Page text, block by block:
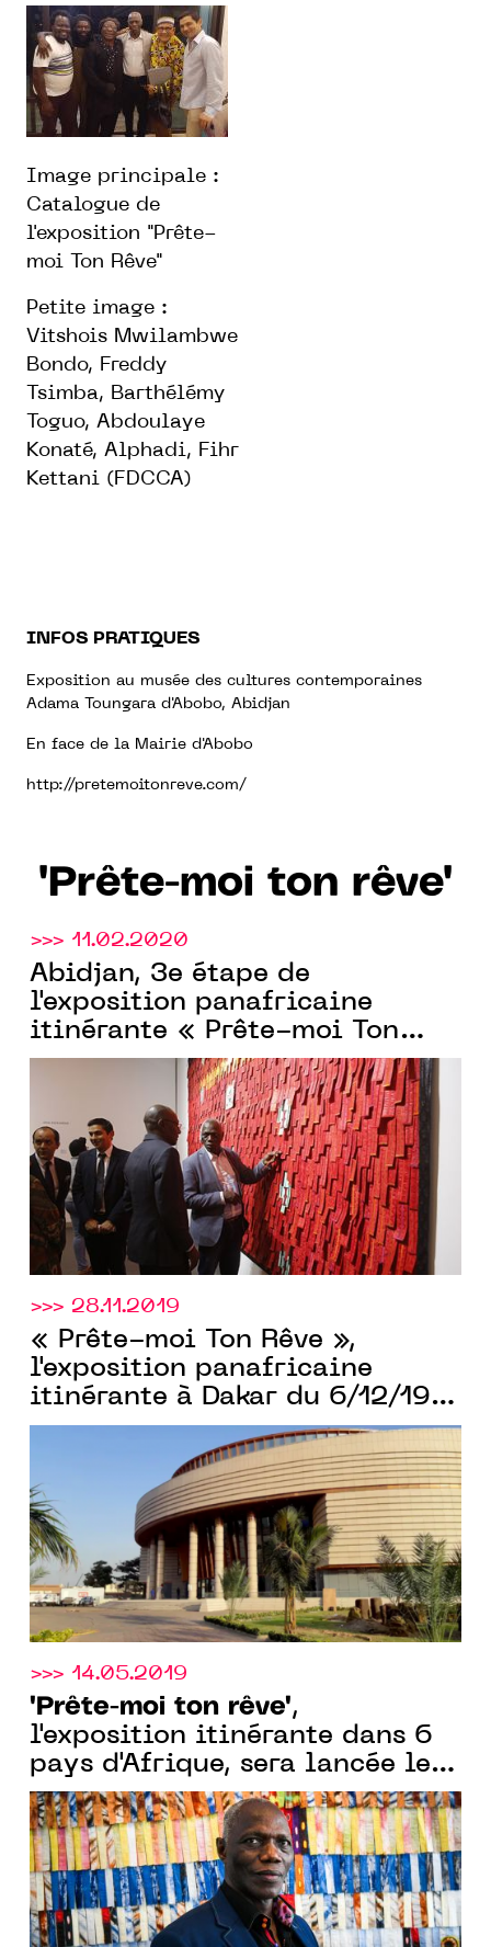
Image principale :
Catalogue de
l'exposition "Prête-
moi Ton Rêve"
Petite image :
Vitshois Mwilambwe
Bondo, Freddy
Tsimba, Barthélémy
Toguo, Abdoulaye
Konaté, Alphadi, Fihr
Kettani (FDCCA)
INFOS PRATIQUES
Exposition au musée des cultures contemporaines
Adama Toungara d'Abobo, Abidjan
En face de la Mairie d'Abobo
http://pretemoitonreve.com/
"Prête-moi ton rêve"
>>> 11.02.2020
Abidjan, 3e étape de
l'exposition panafricaine
itinérante « Prête-moi Ton
Rêve »
>>> 28.11.2019
« Prête-moi Ton Rêve »,
l'exposition panafricaine
itinérante à Dakar du 6/12/19
au 28/01/20
>>> 14.05.2019
"Prête-moi ton rêve",
l'exposition itinérante dans 6
pays d'Afrique, sera lancée le
18 juin à Casablanca